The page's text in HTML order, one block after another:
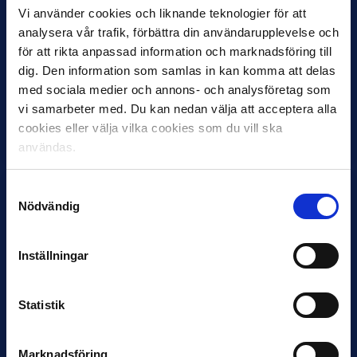
Vi använder cookies och liknande teknologier för att
analysera vår trafik, förbättra din användarupplevelse och
för att rikta anpassad information och marknadsföring till
dig. Den information som samlas in kan komma att delas
med sociala medier och annons- och analysföretag som
vi samarbeter med. Du kan nedan välja att acceptera alla
cookies eller välja vilka cookies som du vill ska
användas.
Nödvändig
Inställningar
Statistik
Marknadsföring
11 JUNI
VM-spelare med förflutet i Allsvenskan
och Superettan
Bosnien & Hercegovina Armin Gigovic — Helsingborgs IF
Dennis Hadžikadunić — Malmö FF / Trelleborg FF
Elfenbenskusten…
Han nätade snyggast i maj: “Ett alldeles
Magnusson fick flest…